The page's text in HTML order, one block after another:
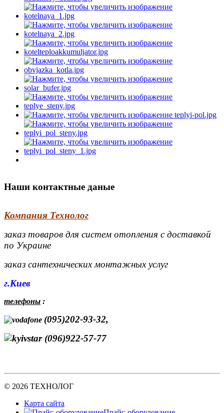
Наши контактные даные
Компания Технолог
заказ товаров для систем отопления с доставкой
по Украине
заказ сантехнических монтажных услуг
г.Киев
телефоны :
(095)202-93-32,
(096)922-57-77
© 2026 ТЕХНОЛОГ
Карта сайта